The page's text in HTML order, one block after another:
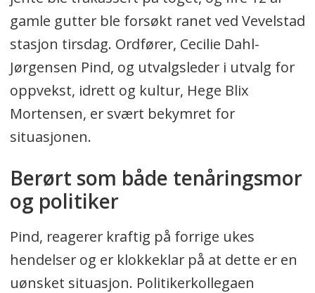
gamle gutter ble forsøkt ranet ved Vevelstad
stasjon tirsdag. Ordfører, Cecilie Dahl-
Jørgensen Pind, og utvalgsleder i utvalg for
oppvekst, idrett og kultur, Hege Blix
Mortensen, er svært bekymret for
situasjonen.
Berørt som både tenåringsmor
og politiker
Pind, reagerer kraftig på forrige ukes
hendelser og er klokkeklar på at dette er en
uønsket situasjon. Politikerkollegaen